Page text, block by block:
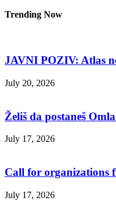
Trending Now
JAVNI POZIV: Atlas
July 20, 2026
Želiš da postaneš
July 17, 2026
Call for organizations
July 17, 2026